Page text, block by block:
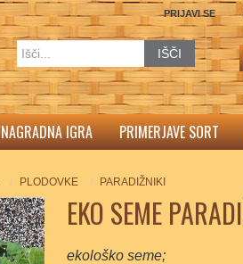
PRIJAVI SE
IŠČI
NAGRADNA IGRA PRIMERJAVE SORT
PLODOVKE PARADIŽNIKI
EKO SEME
ekološko seme;